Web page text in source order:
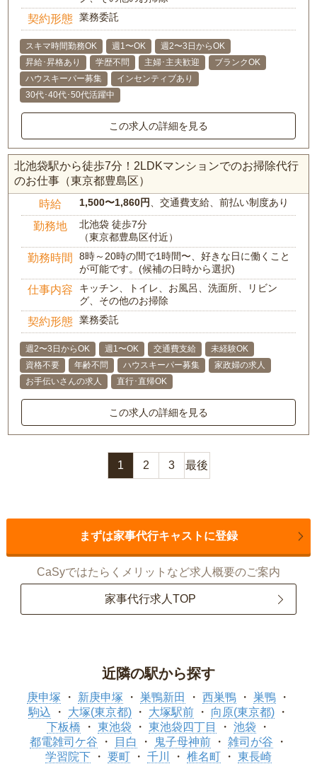
契約形態 業務委託
スキマ時間勤務OK 週1〜OK
週2〜3日からOK
昇給･昇格あり
学歴不問 主婦･主夫歓迎
ブランクOK
ハウスキーパー募集
インセンティブあり
30代･40代･50代活躍中
この求人の詳細を見る
北池袋駅から徒歩7分！2LDKマンションでのお掃除代行
のお仕事（東京都豊島区）
時給 1,500〜1,860円 、交通費支給、前払い制度あり
勤務地
北池袋 徒歩7分
（東京都豊島区付近）
勤務時間
8時～20時の間で1時間〜、好きな日に働くこと
が可能です。(候補の日時から選択)
仕事内容
キッチン、トイレ、お風呂、洗面所、リビン
グ、その他のお掃除
契約形態 業務委託
週2〜3日からOK 週1〜OK 交通費支給
未経験OK
資格不要
年齢不問 ハウスキーパー募集
家政婦の求人
お手伝いさんの求人
直行･直帰OK
この求人の詳細を見る
1 2 3 最後
まずは家事代行キャストに登録
CaSyではたらくメリットなど求人概要のご案内
家事代行求人TOP
近隣の駅から探す
庚申塚 新庚申塚 巣鴨新田 西巣鴨
巣鴨
駒込
大塚(東京都) 大塚駅前
向原(東京都)
下板橋
東池袋 東池袋四丁目
池袋
都電雑司ケ谷
目白 鬼子母神前
雑司が谷
学習院下
要町 千川 椎名町 東長崎